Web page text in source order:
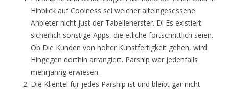
Hinblick auf Coolness sei welcher alteingesessene
Anbieter nicht just der Tabellenerster. Di Es existiert
sicherlich sonstige Apps, die etliche fortschrittlich seien.
Ob Die Kunden von hoher Kunstfertigkeit gehen, wird
Hingegen dorthin arrangiert. Parship war jedenfalls
mehrjahrig erwiesen.
Die Klientel fur jedes Parship ist und bleibt gar nicht